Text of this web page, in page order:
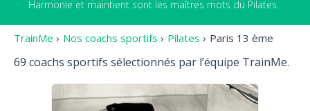
Harmonie et maintient sont les maîtres mots du Pilates.
TrainMe › Nos coachs sportifs › Pilates › Paris 13 ème
69 coachs sportifs sélectionnés par l’équipe TrainMe.